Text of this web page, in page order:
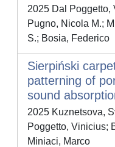
2025 Dal Poggetto,
Pugno, Nicola M.;
S.; Bosia, Federico
Sierpiński
patterning of
sound
2025 Kuznetsova,
Poggetto, Vinicius;
Miniaci, Marco